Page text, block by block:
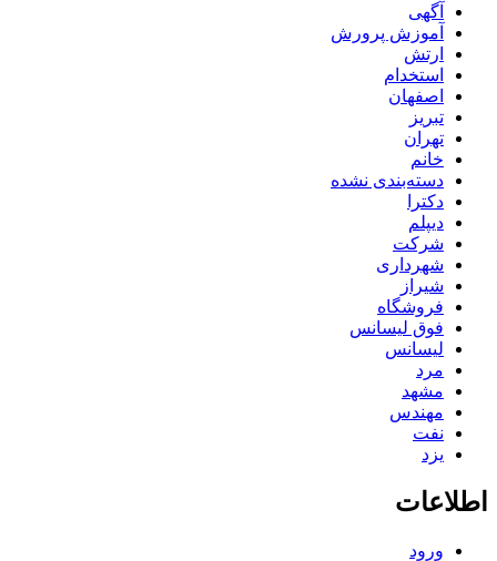
آگهی
آموزش پرورش
ارتش
استخدام
اصفهان
تبریز
تهران
خانم
دسته‌بندی نشده
دکترا
دیپلم
شرکت
شهرداری
شیراز
فروشگاه
فوق لیسانس
لیسانس
مرد
مشهد
مهندس
نفت
یزد
اطلاعات
ورود